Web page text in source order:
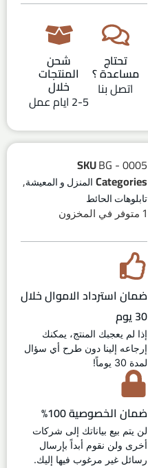
تحتاج
مساعدة ؟
اتصل بنا
شحن
المنتجات
خلال
2-5 ايام عمل
SKUBG - 0005
Categories المنزل و المعيشة,
تابلوهات الحائط
1 متوفر في المخزون
ضمان استرداد الاموال خلال
30 يوم
إذا لم يعجبك المنتج، يمكنك
إرجاعه إلينا دون طرح أي سؤال
لمدة 30 يوماً!
ضمان الخصوصية 100%
لن يتم بيع بياناتك إلى شركات
أخرى ولن نقوم أبداً بإرسال
رسائل غير مرغوب فيها إليك.